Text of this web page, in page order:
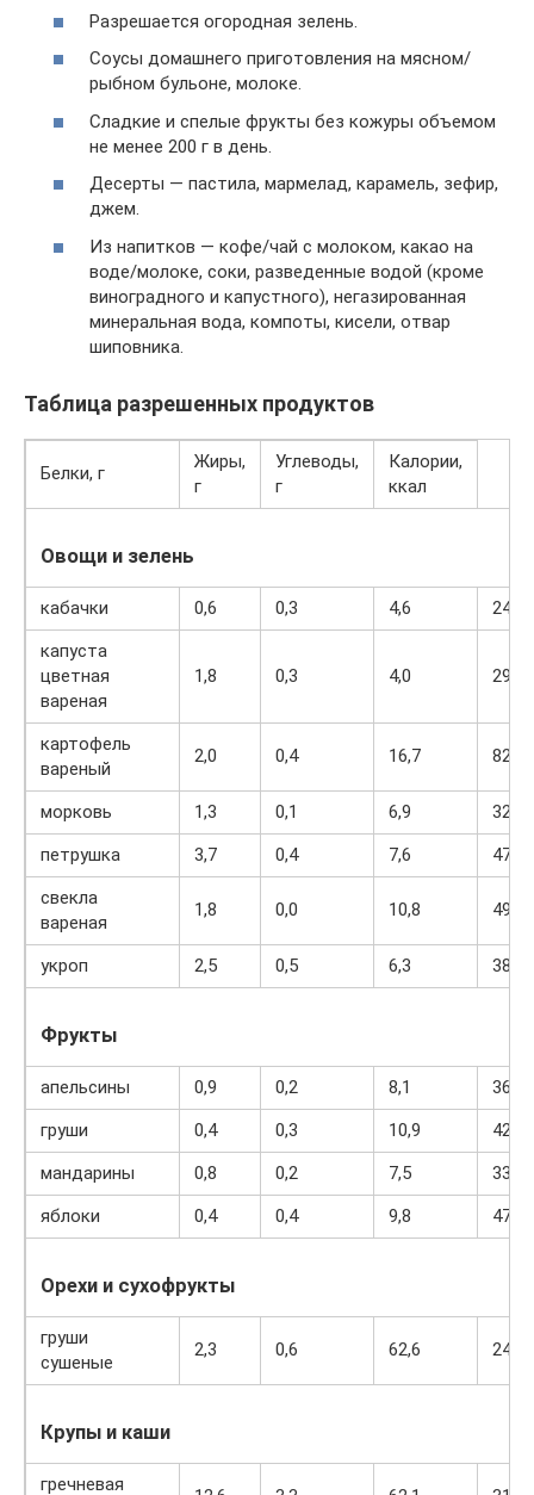
Разрешается огородная зелень.
Соусы домашнего приготовления на мясном/
рыбном бульоне, молоке.
Сладкие и спелые фрукты без кожуры объемом
не менее 200 г в день.
Десерты — пастила, мармелад, карамель, зефир,
джем.
Из напитков — кофе/чай с молоком, какао на
воде/молоке, соки, разведенные водой (кроме
виноградного и капустного), негазированная
минеральная вода, компоты, кисели, отвар
шиповника.
Таблица разрешенных продуктов
Белки, г
Жиры,
г
Углеводы,
г
Калории,
ккал
Овощи и зелень
кабачки 0,6 0,3 4,6
24
капуста
цветная
вареная
1,8 0,3 4,0 29
картофель
вареный
2,0 0,4 16,7 82
морковь 1,3 0,1 6,9
32
петрушка
3,7 0,4 7,6
47
свекла
вареная
1,8 0,0 10,8 49
укроп 2,5 0,5 6,3 38
Фрукты
апельсины 0,9 0,2 8,1
36
груши
0,4 0,3 10,9
42
мандарины
0,8 0,2 7,5
33
яблоки
0,4 0,4 9,8 47
Орехи и сухофрукты
груши
сушеные
2,3 0,6 62,6 249
Крупы и каши
гречневая